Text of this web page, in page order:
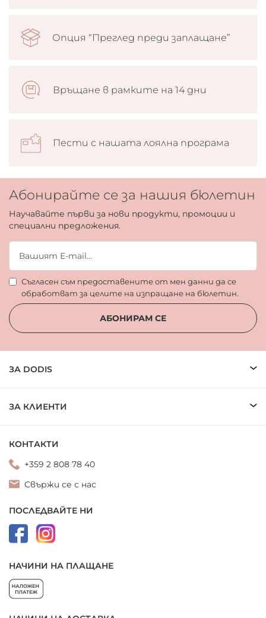
Опция “Преглед преди заплащане”
Връщане в рамките на 14 дни
Пести с нашата лоялна програма
Абонирайте се за нашия бюлетин
Научавайте първи за нови продукти, промоции и
специални предложения.
Съгласен съм предоставените от мен данни да се
обработват за целите на изпращане на бюлетин.
АБОНИРАМ СЕ
ЗА DODIS
ЗА КЛИЕНТИ
КОНТАКТИ
+359 2 808 78 40
Свържи се с нас
ПОСЛЕДВАЙТЕ НИ
НАЧИНИ НА ПЛАЩАНЕ